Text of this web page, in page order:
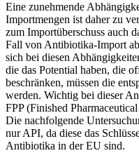
Eine zunehmende
Importmengen ist daher zu
zum Importüberschuss auch
Fall von Anti­biotika-Import
sich bei diesen
die das Potential haben, die
beschränken, müssen die
werden. Wichtig bei dieser
FPP (Finished
Die nachfolgende
nur API, da diese das
Antibiotika in der EU sind.